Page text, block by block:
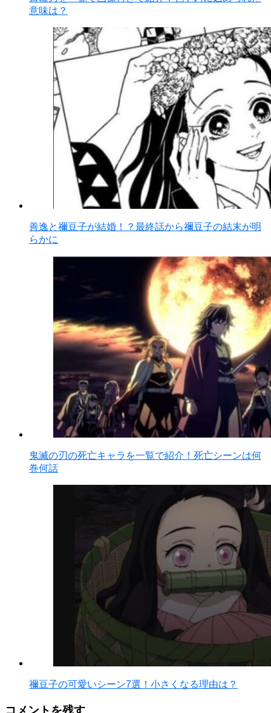
意味は？
善逸と禰豆子が結婚！？最終話から禰豆子の結末が明
らかに
鬼滅の刃の死亡キャラを一覧で紹介！死亡シーンは何
巻何話
禰豆子の可愛いシーン7選！小さくなる理由は？
コメントを残す